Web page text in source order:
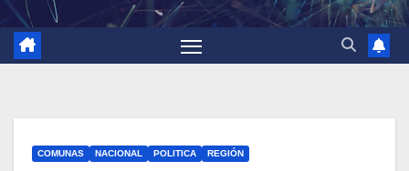
COMUNAS NACIONAL POLITICA REGIÓN